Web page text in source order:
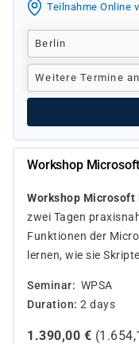
Teilnahme Online
Berlin
Weitere Termine
Workshop
Workshop Microsoft
zwei Tagen
Funktionen der
lernen, wie sie
Seminar
WPSA
Duration 2 days
1.390,00 € (